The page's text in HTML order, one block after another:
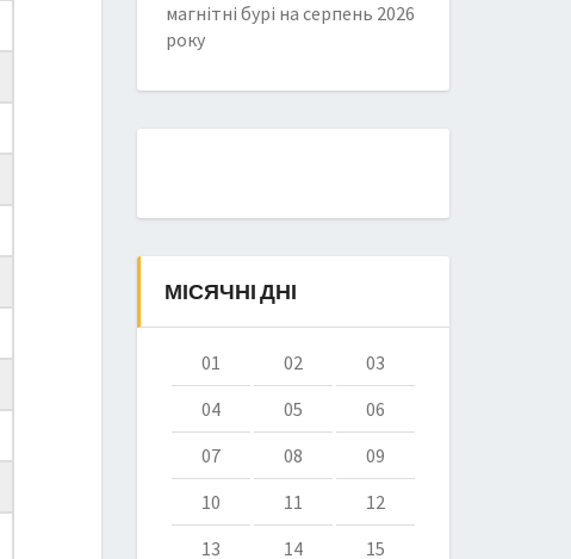
магнітні бурі на серпень 2026
року
МІСЯЧНІ ДНІ
01 02
03
04
05
06
07
08
09
10
11
12
13
14
15